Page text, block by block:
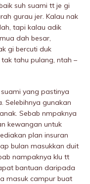
suh suami tt je gi
gurau jer. Kalau nak
tapi kalau adik
dah besar,
gi bercuti duk
tahu pulang, ntah –
yang pastinya
Selebihnya gunakan
Sebab nmpaknya
kewangan untuk
plan insuran
bulan masukkan duit
nampaknya klu tt
bantuan daripada
masuk campur buat